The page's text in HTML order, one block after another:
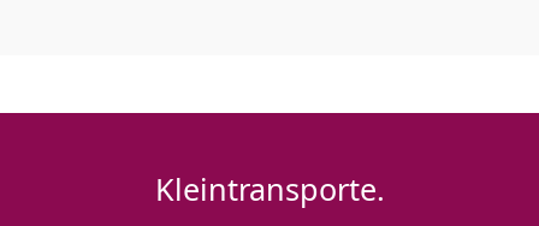
Kleintransporte.